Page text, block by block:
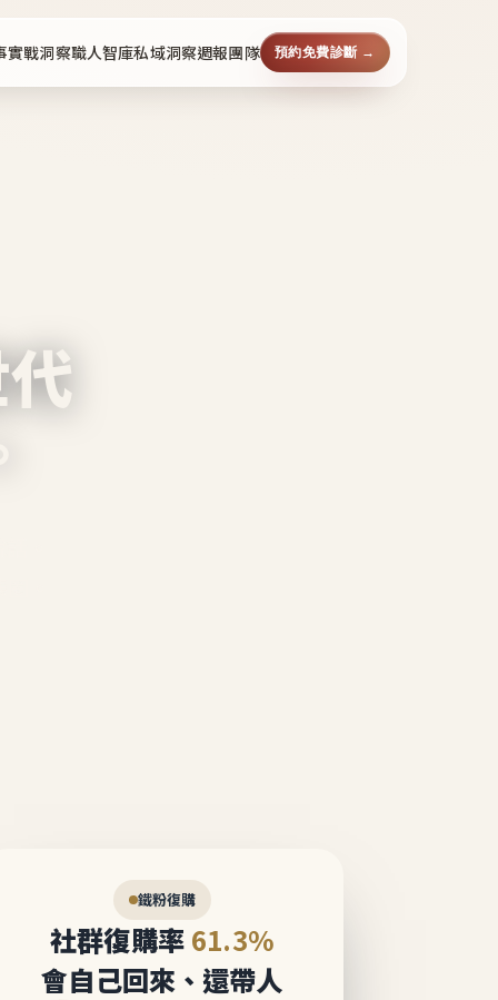
實戰洞察職人智庫私域洞察週報團隊 預約免費診斷 →
鐵粉復購
社群復購率 61.3%
會自己回來、還帶人